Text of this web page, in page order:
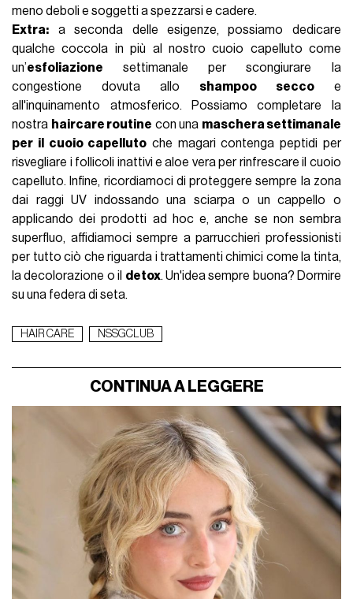
meno deboli e soggetti a spezzarsi e cadere.
Extra: a seconda delle esigenze, possiamo dedicare
qualche coccola in più al nostro cuoio capelluto come
un’esfoliazione settimanale per scongiurare la
congestione dovuta allo shampoo secco e
all'inquinamento atmosferico. Possiamo completare la
nostra haircare routine con una maschera settimanale
per il cuoio capelluto che magari contenga peptidi per
risvegliare i follicoli inattivi e aloe vera per rinfrescare il cuoio
capelluto. Infine, ricordiamoci di proteggere sempre la zona
dai raggi UV indossando una sciarpa o un cappello o
applicando dei prodotti ad hoc e, anche se non sembra
superfluo, affidiamoci sempre a parrucchieri professionisti
per tutto ciò che riguarda i trattamenti chimici come la tinta,
la decolorazione o il detox. Un'idea sempre buona? Dormire
su una federa di seta.
HAIR CARE NSSGCLUB
CONTINUA A LEGGERE